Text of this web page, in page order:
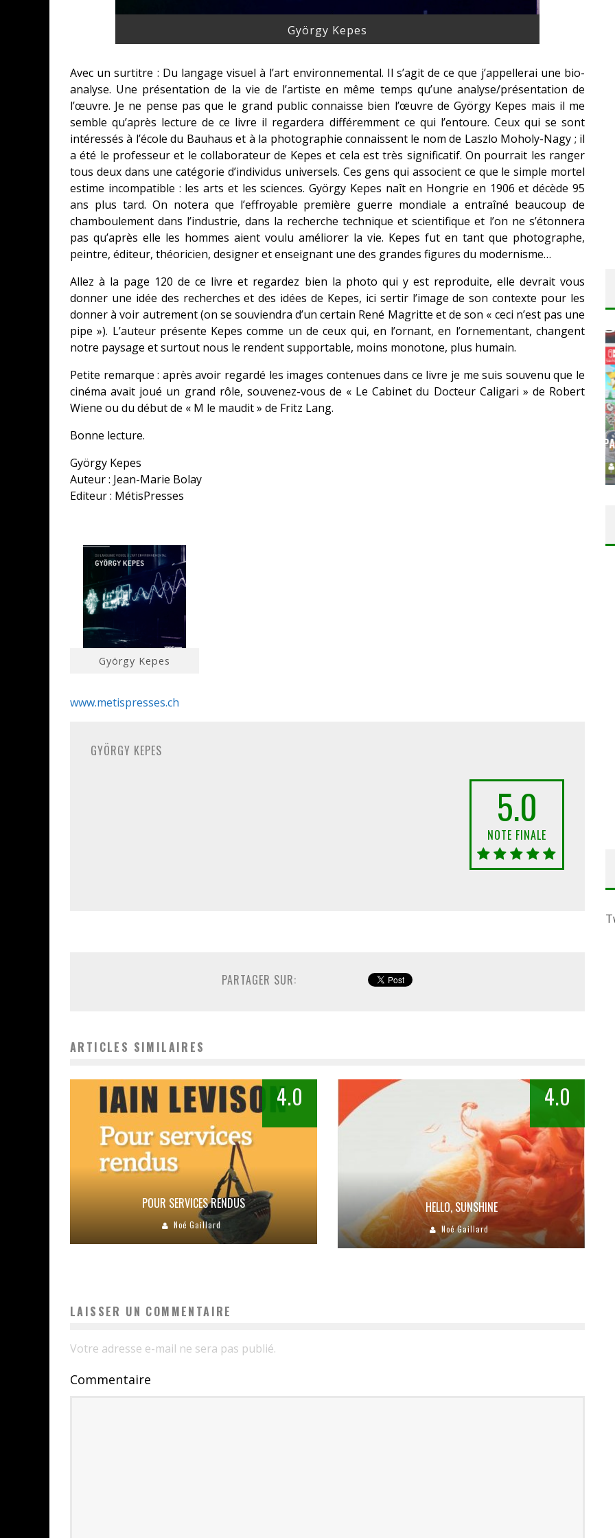
György Kepes
Avec un surtitre : Du langage visuel à l’art environnemental. Il s’agit de ce que j’appellerai une bio-
analyse. Une présentation de la vie de l’artiste en même temps qu’une analyse/présentation de
l’œuvre. Je ne pense pas que le grand public connaisse bien l’œuvre de György Kepes mais il me
semble qu’après lecture de ce livre il regardera différemment ce qui l’entoure. Ceux qui se sont
intéressés à l’école du Bauhaus et à la photographie connaissent le nom de Laszlo Moholy-Nagy ; il
a été le professeur et le collaborateur de Kepes et cela est très significatif. On pourrait les ranger
tous deux dans une catégorie d’individus universels. Ces gens qui associent ce que le simple mortel
estime incompatible : les arts et les sciences. György Kepes naît en Hongrie en 1906 et décède 95
ans plus tard. On notera que l’effroyable première guerre mondiale a entraîné beaucoup de
chamboulement dans l’industrie, dans la recherche technique et scientifique et l’on ne s’étonnera
pas qu’après elle les hommes aient voulu améliorer la vie. Kepes fut en tant que photographe,
peintre, éditeur, théoricien, designer et enseignant une des grandes figures du modernisme…
Allez à la page 120 de ce livre et regardez bien la photo qui y est reproduite, elle devrait vous
donner une idée des recherches et des idées de Kepes, ici sertir l’image de son contexte pour les
donner à voir autrement (on se souviendra d’un certain René Magritte et de son « ceci n’est pas une
pipe »). L’auteur présente Kepes comme un de ceux qui, en l’ornant, en l’ornementant, changent
notre paysage et surtout nous le rendent supportable, moins monotone, plus humain.
Petite remarque : après avoir regardé les images contenues dans ce livre je me suis souvenu que le
cinéma avait joué un grand rôle, souvenez-vous de « Le Cabinet du Docteur Caligari » de Robert
Wiene ou du début de « M le maudit » de Fritz Lang.
Bonne lecture.
György Kepes
Auteur : Jean-Marie Bolay
Editeur : MétisPresses
György Kepes
www.metispresses.ch
GYÖRGY KEPES
5.0
NOTE FINALE
PARTAGER SUR:
ARTICLES SIMILAIRES
4.0
POUR SERVICES RENDUS
Noé Gaillard
4.0
HELLO, SUNSHINE
Noé Gaillard
LAISSER UN COMMENTAIRE
Votre adresse e-mail ne sera pas publié.
Commentaire
CONCOURS : CALENDRIER DE L’AVENT – UNE